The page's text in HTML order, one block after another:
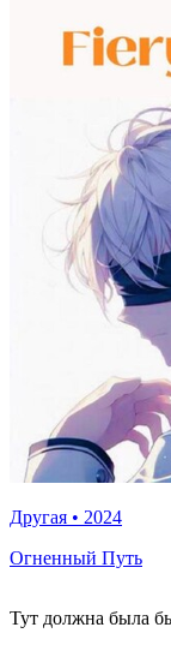
Другая • 2024
Огненный Путь
Тут должна была